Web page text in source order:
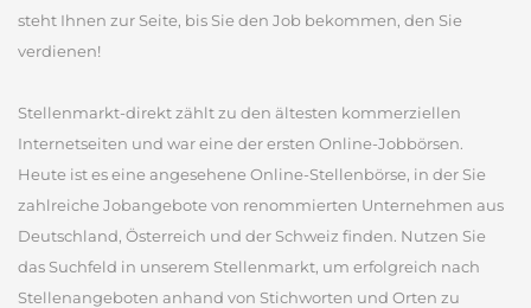
steht Ihnen zur Seite, bis Sie den Job bekommen, den Sie
verdienen!
Stellenmarkt-direkt zählt zu den ältesten kommerziellen
Internetseiten und war eine der ersten Online-Jobbörsen.
Heute ist es eine angesehene Online-Stellenbörse, in der Sie
zahlreiche Jobangebote von renommierten Unternehmen aus
Deutschland, Österreich und der Schweiz finden. Nutzen Sie
das Suchfeld in unserem Stellenmarkt, um erfolgreich nach
Stellenangeboten anhand von Stichworten und Orten zu